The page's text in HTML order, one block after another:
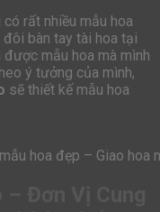
có rất nhiều mẫu hoa
bàn tay tài hoa tại
được mẫu hoa mà mình
ý tưởng của mình,
sẽ thiết kế mẫu hoa
hoa đẹp – Giao hoa